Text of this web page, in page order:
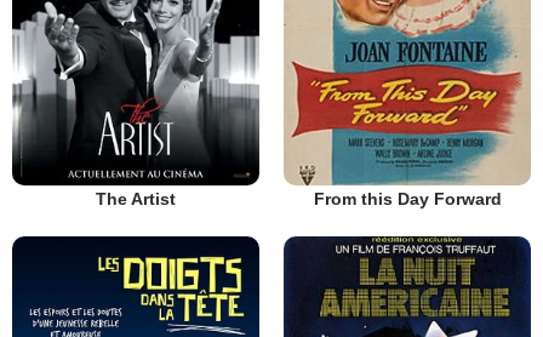
The Artist From this Day Forward